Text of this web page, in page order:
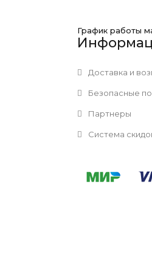
График работы
Доставка и
Безопасные
Партнеры
Система